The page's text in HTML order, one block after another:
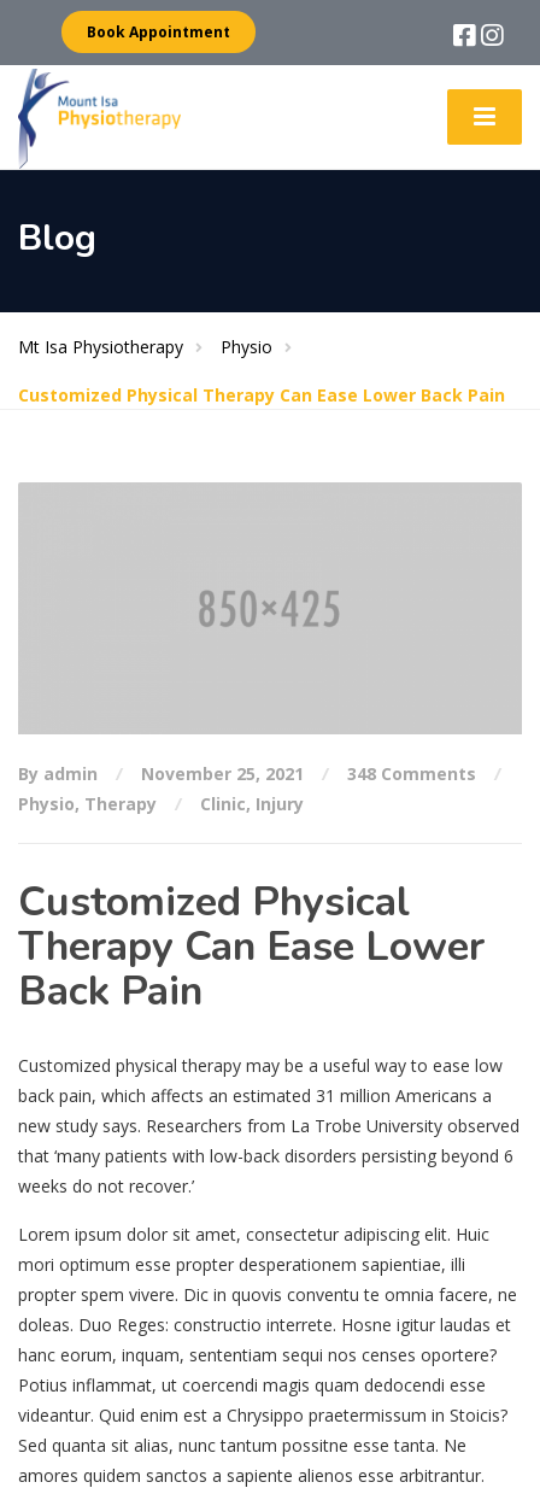
Book Appointment
Blog
Mt Isa Physiotherapy Physio
Customized Physical Therapy Can Ease Lower Back Pain
By admin November 25, 2021
348 Comments
Physio, Therapy Clinic, Injury
Customized Physical
Therapy Can Ease Lower
Back Pain
Customized physical therapy may be a useful way to ease low
back pain, which affects an estimated 31 million Americans a
new study says. Researchers from La Trobe University observed
that ‘many patients with low-back disorders persisting beyond 6
weeks do not recover.’
Lorem ipsum dolor sit amet, consectetur adipiscing elit. Huic
mori optimum esse propter desperationem sapientiae, illi
propter spem vivere. Dic in quovis conventu te omnia facere, ne
doleas. Duo Reges: constructio interrete. Hosne igitur laudas et
hanc eorum, inquam, sententiam sequi nos censes oportere?
Potius inflammat, ut coercendi magis quam dedocendi esse
videantur. Quid enim est a Chrysippo praetermissum in Stoicis?
Sed quanta sit alias, nunc tantum possitne esse tanta. Ne
amores quidem sanctos a sapiente alienos esse arbitrantur.